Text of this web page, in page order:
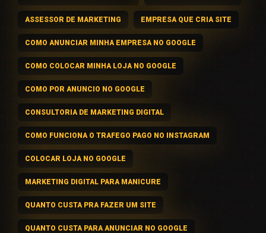
ASSESSOR DE MARKETING EMPRESA QUE CRIA SITE
COMO ANUNCIAR MINHA EMPRESA NO GOOGLE
COMO COLOCAR MINHA LOJA NO GOOGLE
COMO POR ANUNCIO NO GOOGLE
CONSULTORIA DE MARKETING DIGITAL
COMO FUNCIONA O TRAFEGO PAGO NO INSTAGRAM
COLOCAR LOJA NO GOOGLE
MARKETING DIGITAL PARA MANICURE
QUANTO CUSTA PRA FAZER UM SITE
QUANTO CUSTA PARA ANUNCIAR NO GOOGLE